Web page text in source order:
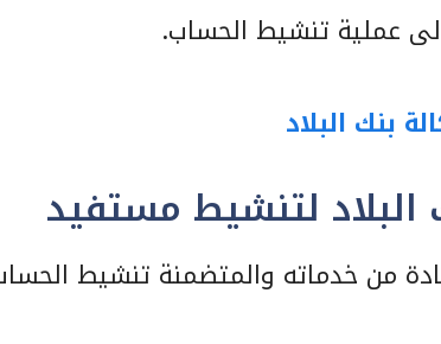
عملية تنشيط الحساب.
بنك البلاد
لتنشيط مستفيد
من خدماته والمتضمنة تنشيط